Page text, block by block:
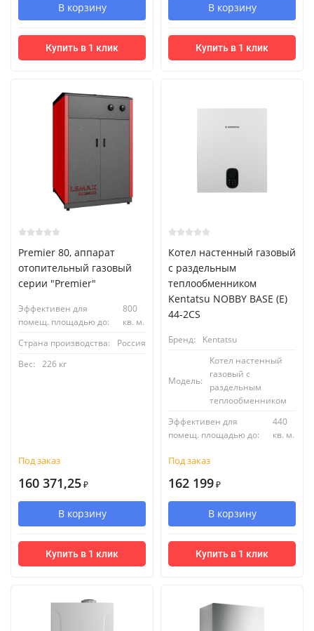
В корзину
Купить в 1 клик
В корзину
Купить в 1 клик
Premier 80, аппарат
отопительный газовый
серии "Premier"
Эффективен для
помещ. площадью до:
800
кв. м.
Страна производства:
Россия
Вес:
226 кг
Под заказ
160 371,25 ₽
В корзину
Купить в 1 клик
Котел настенный газовый
с раздельным
теплообменником
Kentatsu NOBBY BASE (E)
44-2CS
Бренд: Kentatsu
Модель:
Котел настенный
газовый с
раздельным
теплообменником
Эффективен для
помещ. площадью до:
440
кв. м.
Под заказ
162 199 ₽
В корзину
Купить в 1 клик